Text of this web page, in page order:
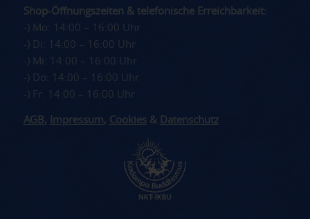
Shop-Öffnungszeiten & telefonische Erreichbarkeit:
-) Mo: 14:00 – 16:00 Uhr
-) Di: 14:00 – 16:00 Uhr
-) Mi: 14:00 – 16:00 Uhr
-) Do: 14:00 – 16:00 Uhr
-) Fr: 14:00 – 16:00 Uhr
AGB , Impressum, Cookies& Datenschutz